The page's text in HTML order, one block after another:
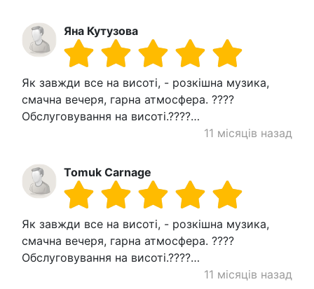
Яна Кутузова
Як завжди все на висоті, - розкішна музика,
смачна вечеря, гарна атмосфера. ????
Обслуговування на висоті.????…
11 місяців назад
Tomuk Carnage
Як завжди все на висоті, - розкішна музика,
смачна вечеря, гарна атмосфера. ????
Обслуговування на висоті.????…
11 місяців назад